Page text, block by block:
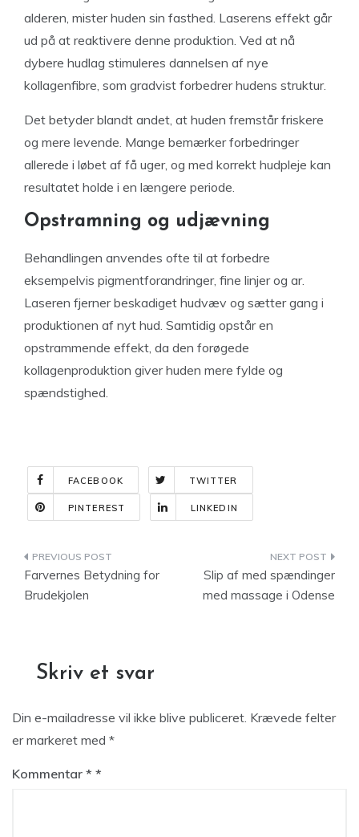
alderen, mister huden sin fasthed. Laserens effekt går
ud på at reaktivere denne produktion. Ved at nå
dybere hudlag stimuleres dannelsen af nye
kollagenfibre, som gradvist forbedrer hudens struktur.
Det betyder blandt andet, at huden fremstår friskere
og mere levende. Mange bemærker forbedringer
allerede i løbet af få uger, og med korrekt hudpleje kan
resultatet holde i en længere periode.
Opstramning og udjævning
Behandlingen anvendes ofte til at forbedre
eksempelvis pigmentforandringer, fine linjer og ar.
Laseren fjerner beskadiget hudvæv og sætter gang i
produktionen af nyt hud. Samtidig opstår en
opstrammende effekt, da den forøgede
kollagenproduktion giver huden mere fylde og
spændstighed.
FACEBOOK TWITTER
PINTEREST LINKEDIN
Indlægsnavigation
Farvernes Betydning for
Brudekjolen
Slip af med spændinger
med massage i Odense
Skriv et svar
Din e-mailadresse vil ikke blive publiceret. Krævede felter
er markeret med *
Kommentar *